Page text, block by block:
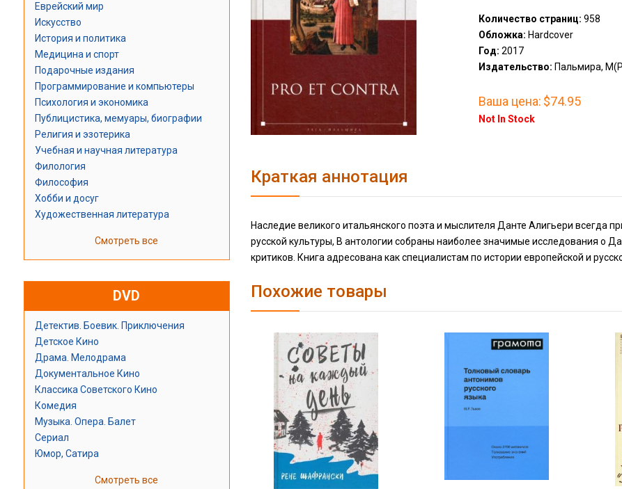
Еврейский мир
Искусство
История и политика
Медицина и спорт
Подарочные издания
Программирование и компьютеры
Психология и экономика
Публицистика, мемуары, биографии
Религия и эзотерика
Учебная и научная литература
Филология
Философия
Хобби и досуг
Художественная литература
Смотреть все
DVD
Детектив. Боевик. Приключения
Детское Кино
Драма. Мелодрама
Документальное Кино
Классика Советского Кино
Комедия
Музыка. Опера. Балет
Сериал
Юмор, Сатира
Смотреть все
Количество страниц: 958
Обложка: Hardcover
Год: 2017
Издательство: Пальмира,
Ваша цена: $74.95
Not In Stock
Краткая аннотация
Наследие великого итальянского поэта и мыслителя Данте Алигьери всегда
русской культуры, В антологии собраны наиболее значимые исследования о
критиков. Книга адресована как специалистам по истории европейской и
Похожие товары